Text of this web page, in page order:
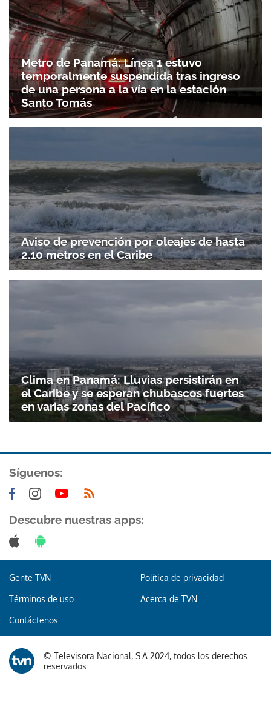
Gracias por suscribirte a nuestro boletín.
ACEPTAR
Metro de Panamá: Línea 1 estuvo
temporalmente suspendida tras ingreso
de una persona a la vía en la estación
Santo Tomás
Aviso de prevención por oleajes de hasta
2.10 metros en el Caribe
Clima en Panamá: Lluvias persistirán en
el Caribe y se esperan chubascos fuertes
en varias zonas del Pacífico
Síguenos:
Descubre nuestras apps:
Gente TVN Política de privacidad
Términos de uso Acerca de TVN
Contáctenos
© Televisora Nacional, S.A 2024, todos los derechos
reservados